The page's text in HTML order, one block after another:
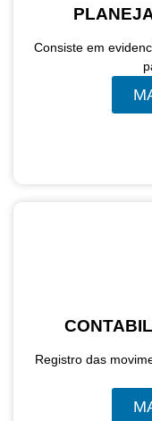
Consiste em
Registro das